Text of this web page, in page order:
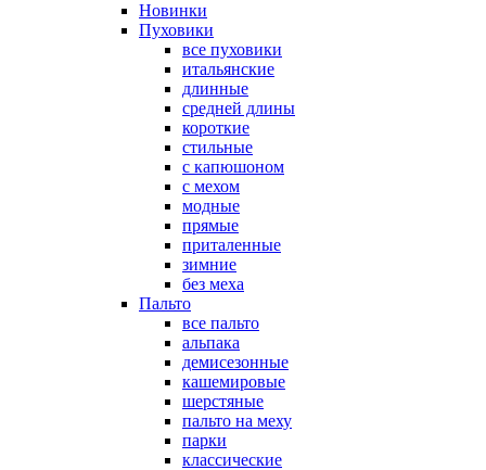
Новинки
Пуховики
все пуховики
итальянские
длинные
средней длины
короткие
стильные
с капюшоном
с мехом
модные
прямые
приталенные
зимние
без меха
Пальто
все пальто
альпака
демисезонные
кашемировые
шерстяные
пальто на меху
парки
классические